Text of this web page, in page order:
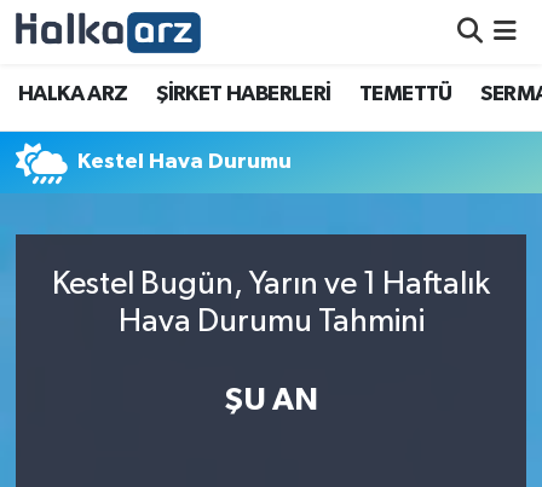
HALKA ARZ ŞİRKET HABERLERİ TEMETTÜ
Kestel Hava Durumu
Kestel Bugün, Yarın ve 1 Haftalık
Hava Durumu Tahmini
ŞU AN
HALKA ARZ
SERMAYE ARTIRIMI
TEMETTÜ
İletişim